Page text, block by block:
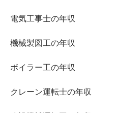
電気工事士の年収
機械製図工の年収
ボイラー工の年収
クレーン運転士の年収